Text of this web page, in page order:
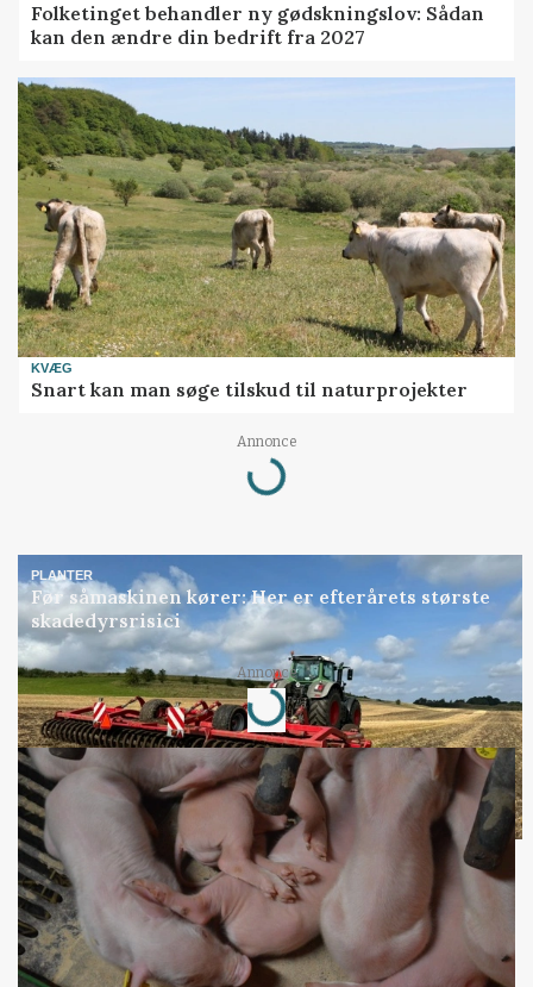
Folketinget behandler ny gødskningslov: Sådan
kan den ændre din bedrift fra 2027
KVÆG
Snart kan man søge tilskud til naturprojekter
Annonce
Loading...
PLANTER
Før såmaskinen kører: Her er efterårets største
skadedyrsrisici
Annonce
Loading...